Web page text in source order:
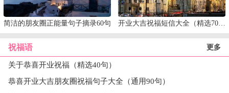
简洁的朋友圈正能量句子摘录60句 开业大吉祝福短信大全（精选70句）
祝福语 更多
关于恭喜开业祝福（精选40句）
恭喜开业大吉朋友圈祝福句子大全（通用90句）